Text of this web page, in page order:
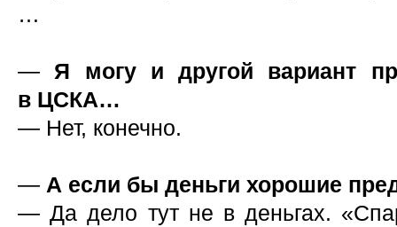
…
— Я могу и другой вариант
в ЦСКА…
— Нет, конечно.
— А если бы деньги хорошие
— Да дело тут не в деньгах.